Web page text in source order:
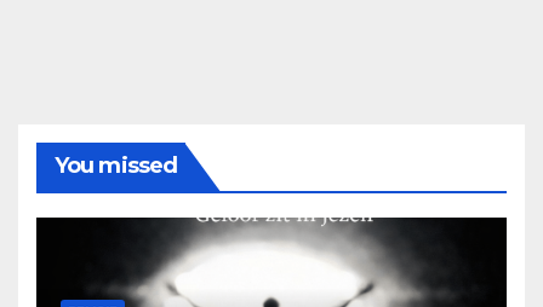
You missed